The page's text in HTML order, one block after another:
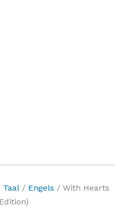
Taal / Engels / With Hearts